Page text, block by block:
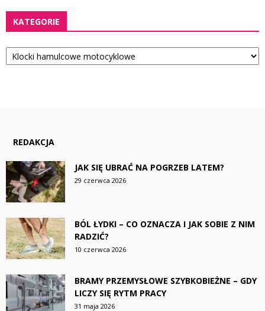
KATEGORIE
Kategorie
REDAKCJA
JAK SIĘ UBRAĆ NA POGRZEB LATEM?
29 czerwca 2026
BÓL ŁYDKI – CO OZNACZA I JAK SOBIE Z NIM
RADZIĆ?
10 czerwca 2026
BRAMY PRZEMYSŁOWE SZYBKOBIEŻNE – GDY
LICZY SIĘ RYTM PRACY
31 maja 2026